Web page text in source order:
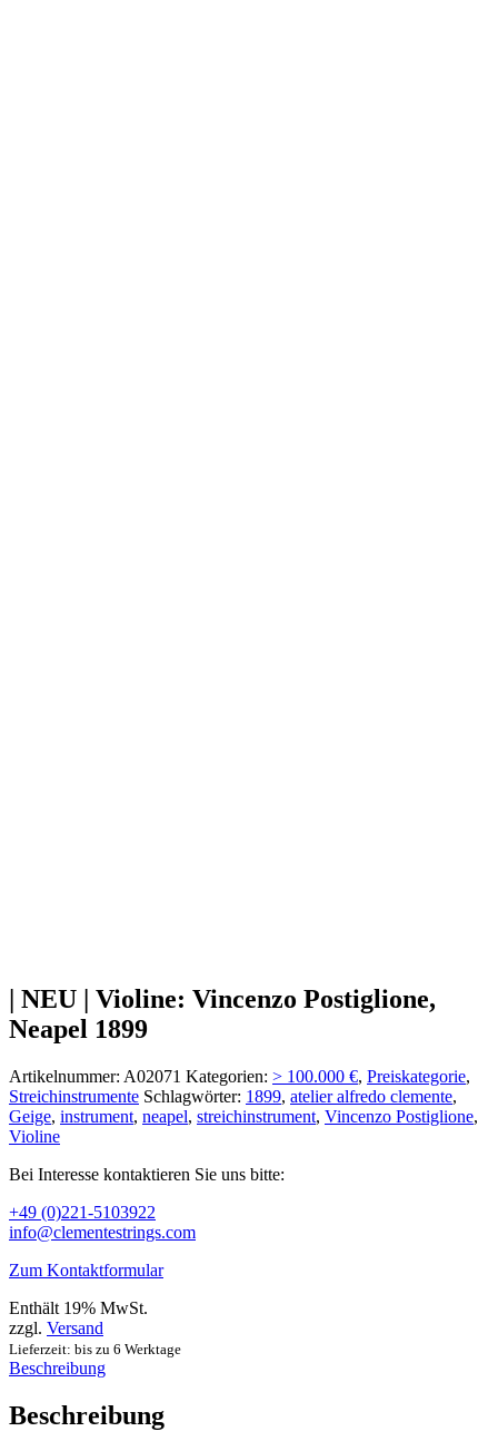
| NEU | Violine: Vincenzo Postiglione,
Neapel 1899
Artikelnummer: A02071 Kategorien: > 100.000 €, Preiskategorie,
Streichinstrumente Schlagwörter: 1899, atelier alfredo clemente,
Geige, instrument, neapel, streichinstrument, Vincenzo Postiglione,
Violine
Bei Interesse kontaktieren Sie uns bitte:
+49 (0)221-5103922
info@clementestrings.com
Zum Kontaktformular
Enthält 19% MwSt.
zzgl. Versand
Lieferzeit: bis zu 6 Werktage
Beschreibung
Beschreibung